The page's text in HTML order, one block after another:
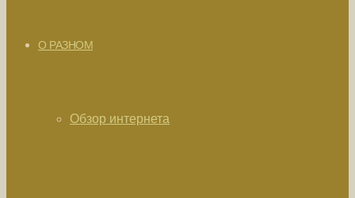
О РАЗНОМ
Обзор интернета